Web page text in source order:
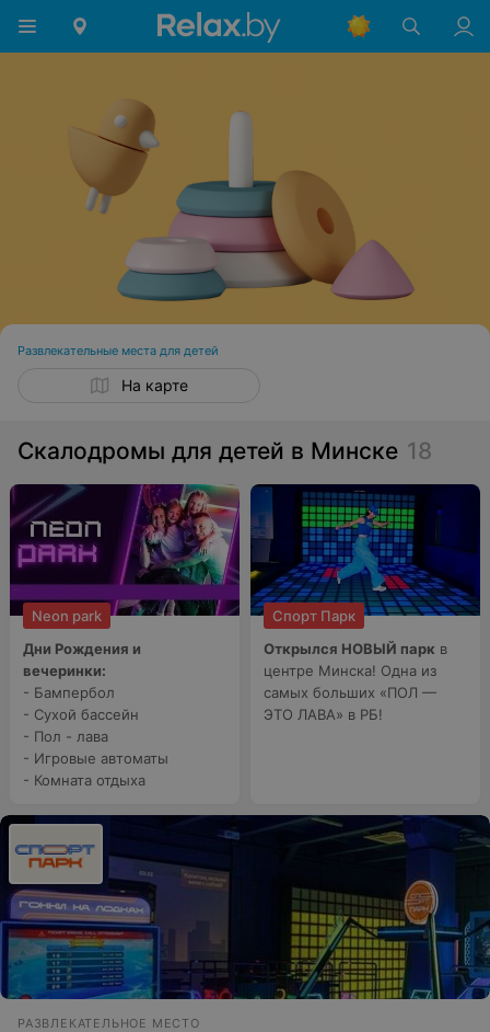
Развлекательные места для детей
На карте
Скалодромы для детей в Минске 18
Neon park
Дни Рождения и
вечеринки:
- Бампербол
- Сухой бассейн
- Пол - лава
- Игровые автоматы
- Комната отдыха
Спорт Парк
Открылся НОВЫЙ парк в
центре Минска! Одна из
самых больших «ПОЛ —
ЭТО ЛАВА» в РБ!
РАЗВЛЕКАТЕЛЬНОЕ МЕСТО